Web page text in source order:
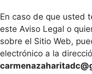
En caso de que usted
este Aviso Legal o
sobre el Sitio Web,
electrónico a la